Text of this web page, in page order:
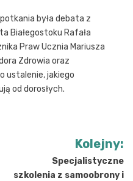
była debata z
Białegostoku Rafała
Praw Ucznia Mariusza
Zdrowia oraz
ustalenie, jakiego
od dorosłych.
Kolejny:
Specjalistyczne
szkolenia z samoobrony i